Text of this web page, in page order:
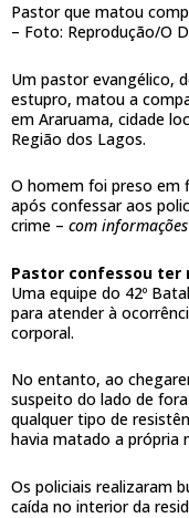
Pastor que matou
– Foto: Reprodução/O
Um pastor evangélico,
estupro, matou a
em Araruama, cidade
Região dos Lagos.
O homem foi preso em
após confessar aos
crime – com
Pastor confessou ter
Uma equipe do 42º
para atender à
corporal.
No entanto, ao
suspeito do lado de
qualquer tipo de
havia matado a própria
Os policiais realizaram
caída no interior da